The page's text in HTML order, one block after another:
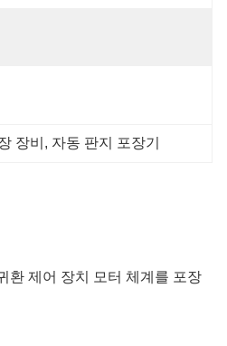
장비 , 자동 판지 포장기
환 제어 장치 모터 체계를 포장